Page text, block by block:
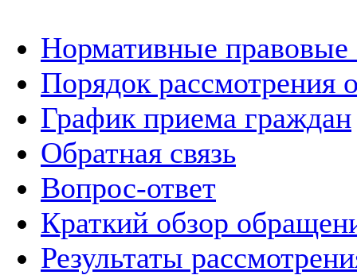
Нормативные правовые
Порядок рассмотрения
График приема граждан
Обратная связь
Вопрос-ответ
Краткий обзор
Результаты